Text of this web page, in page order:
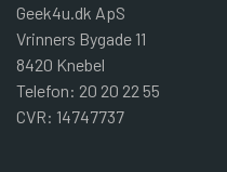
Geek4u.dk ApS
Vrinners Bygade 11
8420 Knebel
Telefon: 20 20 22 55
CVR: 14747737